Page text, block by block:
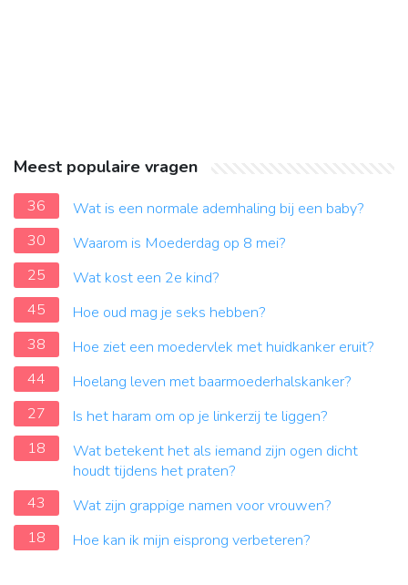
Meest populaire vragen
36
Wat is een normale ademhaling bij een baby?
30
Waarom is Moederdag op 8 mei?
25
Wat kost een 2e kind?
45
Hoe oud mag je seks hebben?
38
Hoe ziet een moedervlek met huidkanker eruit?
44
Hoelang leven met baarmoederhalskanker?
27
Is het haram om op je linkerzij te liggen?
18
Wat betekent het als iemand zijn ogen dicht
houdt tijdens het praten?
43
Wat zijn grappige namen voor vrouwen?
18
Hoe kan ik mijn eisprong verbeteren?